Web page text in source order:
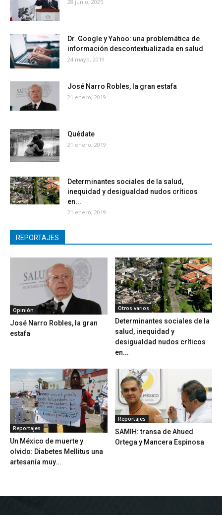
28 junio, 2025
Dr. Google y Yahoo: una problemática de
información descontextualizada en salud
24 mayo, 2019
José Narro Robles, la gran estafa
21 enero, 2019
Quédate
21 enero, 2019
Determinantes sociales de la salud,
inequidad y desigualdad nudos críticos
en...
21 enero, 2019
REPORTAJES
Opinión
José Narro Robles, la gran
estafa
Otros varios
Determinantes sociales de la
salud, inequidad y
desigualdad nudos críticos
en...
Reportajes
Un México de muerte y
olvido: Diabetes Mellitus una
artesanía muy...
Reportajes
SAMIH: transa de Ahued
Ortega y Mancera Espinosa